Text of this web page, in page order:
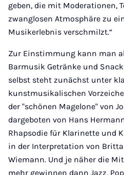
geben, die mit Moderationen,
zwanglosen Atmosphäre zu
Musikerlebnis verschmilzt.“
Zur Einstimmung kann man
Barmusik Getränke und
selbst steht zunächst unter
kunstmusikalischen
der "schönen Magelone" von
dargeboten von Hans
Rhapsodie für Klarinette und
in der Interpretation von
Wiemann. Und je näher die
mehr gewinnen dann Jazz,